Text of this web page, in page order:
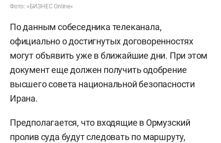
Фото: «БИЗНЕС Online»
По данным собеседника телеканала,
официально о достигнутых договоренностях
могут объявить уже в ближайшие дни. При этом
документ еще должен получить одобрение
высшего совета национальной безопасности
Ирана.
Предполагается, что входящие в Ормузский
пролив суда будут следовать по маршруту,